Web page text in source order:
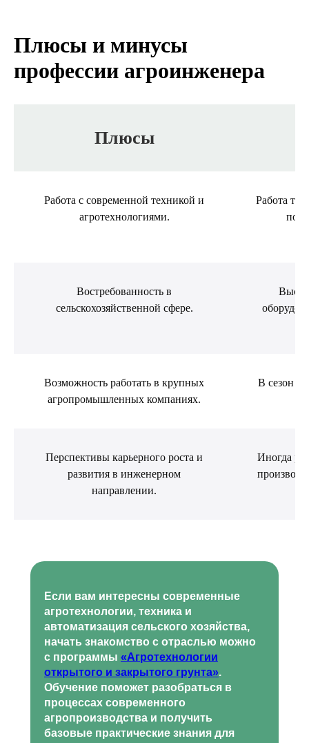
Плюсы и минусы
профессии агроинженера
Плюсы
Работа с современной техникой и
агротехнологиями.
Работа
Востребованность в
сельскохозяйственной сфере.
Возможность работать в крупных
агропромышленных компаниях.
В сезон
Перспективы карьерного роста и
развития в инженерном
направлении.
Иногда
Если вам интересны современные
агротехнологии, техника и
автоматизация сельского хозяйства,
начать знакомство с отраслью можно
с программы «Агротехнологии
открытого и закрытого грунта».
Обучение поможет разобраться в
процессах современного
агропроизводства и получить
базовые практические знания для
РЕКВИЗИТЫ
ИНН 7722392399
Отдел по организации приема:
Звонок по России бесплатный
help.dpomipk@academcity.online
Контакт-центр
8 (800) 775-79-32, 8 (495) 677-96-17
Пн-вс 8:30-20:30 мск
help.dpomipk@dpomipk.ru
Получите профессию в сфере сельского хозяйства